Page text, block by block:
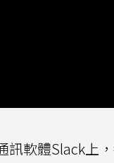
訊軟體Slack上